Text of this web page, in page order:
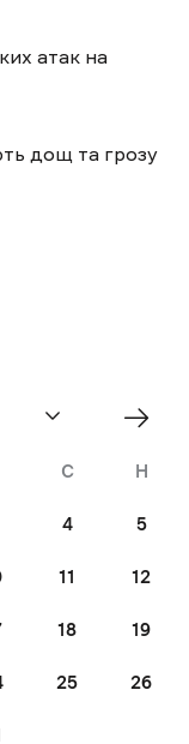
атак на
дощ та грозу
С Н
4 5
11 12
18 19
25 26
Aug
»